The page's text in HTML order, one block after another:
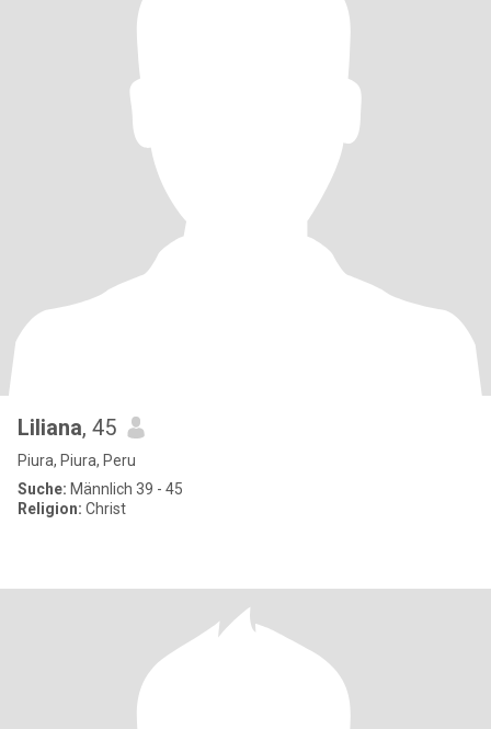
Liliana, 45
Piura, Piura, Peru
Suche: Männlich 39 - 45
Religion: Christ